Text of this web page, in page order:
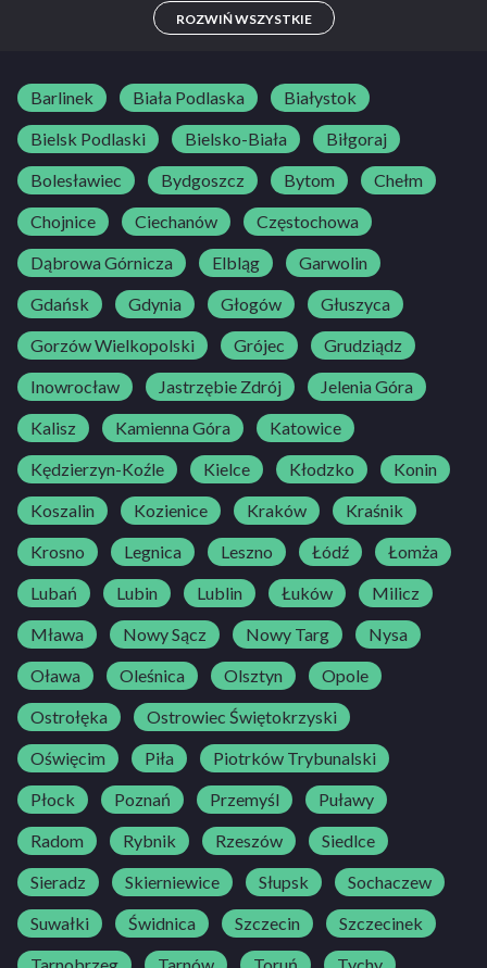
ROZWIŃ WSZYSTKIE
Barlinek Biała Podlaska
Białystok
Bielsk Podlaski
Bielsko-Biała
Biłgoraj
Bolesławiec
Bydgoszcz Bytom
Chełm
Chojnice
Ciechanów
Częstochowa
Dąbrowa Górnicza
Elbląg
Garwolin
Gdańsk
Gdynia Głogów
Głuszyca
Gorzów Wielkopolski
Grójec
Grudziądz
Inowrocław
Jastrzębie Zdrój
Jelenia Góra
Kalisz
Kamienna Góra
Katowice
Kędzierzyn-Koźle
Kielce Kłodzko
Konin
Koszalin
Kozienice Kraków
Kraśnik
Krosno
Legnica Leszno Łódź
Łomża
Lubań
Lubin Lublin Łuków
Milicz
Mława
Nowy Sącz Nowy Targ
Nysa
Oława
Oleśnica Olsztyn
Opole
Ostrołęka
Ostrowiec Świętokrzyski
Oświęcim
Piła
Piotrków Trybunalski
Płock
Poznań Przemyśl
Puławy
Radom
Rybnik Rzeszów
Siedlce
Sieradz
Skierniewice Słupsk
Sochaczew
Suwałki
Świdnica Szczecin
Szczecinek